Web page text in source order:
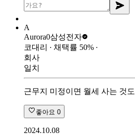
A
Aurora0삼성전자
코대리 ∙ 채택률 50% ∙
회사
일치
근무지 미정이면 월세 사는 것
좋아요 0
2024.10.08